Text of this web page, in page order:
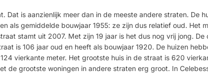
Dat is aanzienlijk meer dan in de meeste andere straten. De
als gemiddelde bouwjaar 1955: ze zijn dus relatief oud. Het
stamt uit 2007. Met zijn 19 jaar is het dus nog vrij jong. De
is 106 jaar oud en heeft als bouwjaar 1920. De huizen
vierkante meter. Het grootste huis in de straat is 620
de grootste woningen in andere straten erg groot. In